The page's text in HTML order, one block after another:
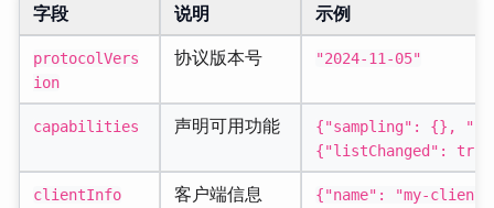
字段 说明 示例
protocolVers
ion
协议版本号 "2024-11-05"
capabilities 声明可用功能
{"sampling": {},
{"listChanged":
clientInfo 客户端信息
{"name": "my-